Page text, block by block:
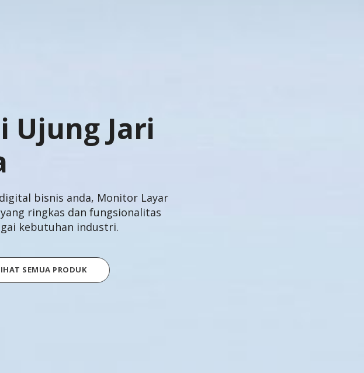
Ujung Jari
bisnis anda, Monitor Layar
ringkas dan fungsionalitas
kebutuhan industri.
SEMUA PRODUK